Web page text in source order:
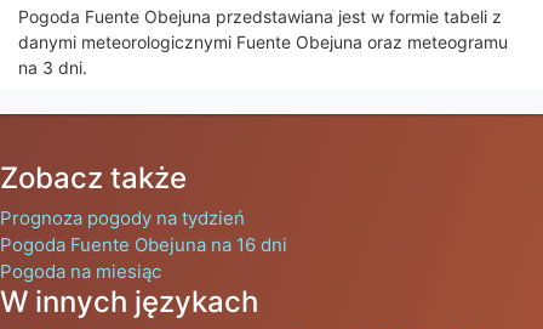
Pogoda Fuente Obejuna przedstawiana jest w formie tabeli z
danymi meteorologicznymi Fuente Obejuna oraz meteogramu
na 3 dni.
Zobacz także
Prognoza pogody na tydzień
Pogoda Fuente Obejuna na 16 dni
Pogoda na miesiąc
W innych językach